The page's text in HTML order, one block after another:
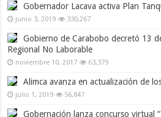
Gobernador Lacava activa Plan
junio 3, 2019 330,267
Gobierno de Carabobo decretó 13
Regional No Laborable
noviembre 10, 2017 63,379
Alimca avanza en actualización de
julio 1, 2019 56,847
Gobernación lanza concurso virtual